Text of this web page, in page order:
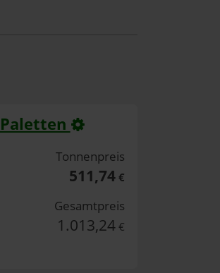
Tonnenpreis
511,74€
Gesamtpreis
1.013,24 €